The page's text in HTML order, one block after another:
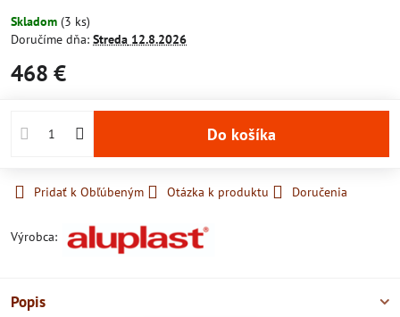
Skladom (3 ks)
Doručíme dňa: Streda 12.8.2026
468 €
Do košíka
Pridať k Obľúbeným Otázka k produktu Doručenia
Výrobca:
Popis